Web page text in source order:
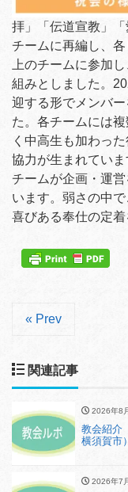
拝」「伝道宣教」
チームに再編し、
上のチームに参加
組みとしました。
迎する形でメンバ
た。各チームには
く中高生も加わっ
協力が生まれてい
チームが企画・運
います。弱さの中
喜びある奉仕の定着
« Prev
関連記事
2026年8
教会紹介
横須賀市）
2026年7